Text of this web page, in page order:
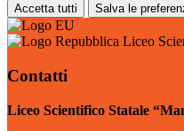
Accetta tutti Salva le
Liceo
Contatti
Liceo Scientifico Statale